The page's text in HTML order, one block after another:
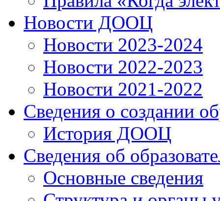
Новости ДООЦ
Новости 2023-2024
Новости 2022-2023
Новости 2021-2022
Сведения о создании
История ДООЦ
Сведения об
Основные сведения